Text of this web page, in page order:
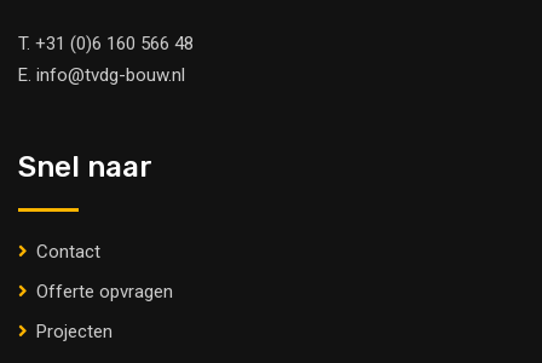
T. +31 (0)6 160 566 48
E. info@tvdg-bouw.nl
Snel naar
Contact
Offerte opvragen
Projecten